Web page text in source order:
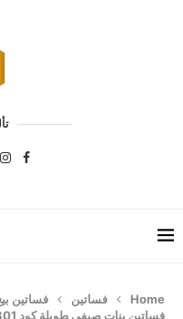
Home فساتين
فساتين
فساتين بنات صيفي طويلة كود 801